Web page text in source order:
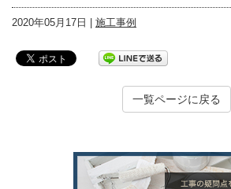
2020年05月17日 | 施工事例
一覧ページに戻る